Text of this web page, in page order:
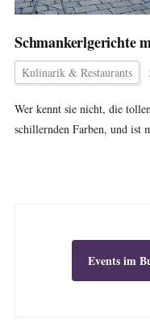
Schmankerlgerichte
Kulinarik & Restaurants
Wer kennt sie nicht, die
schillernden Farben, und
Events im